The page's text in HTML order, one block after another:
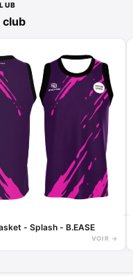
club
- Splash - B.EASE
VOIR →